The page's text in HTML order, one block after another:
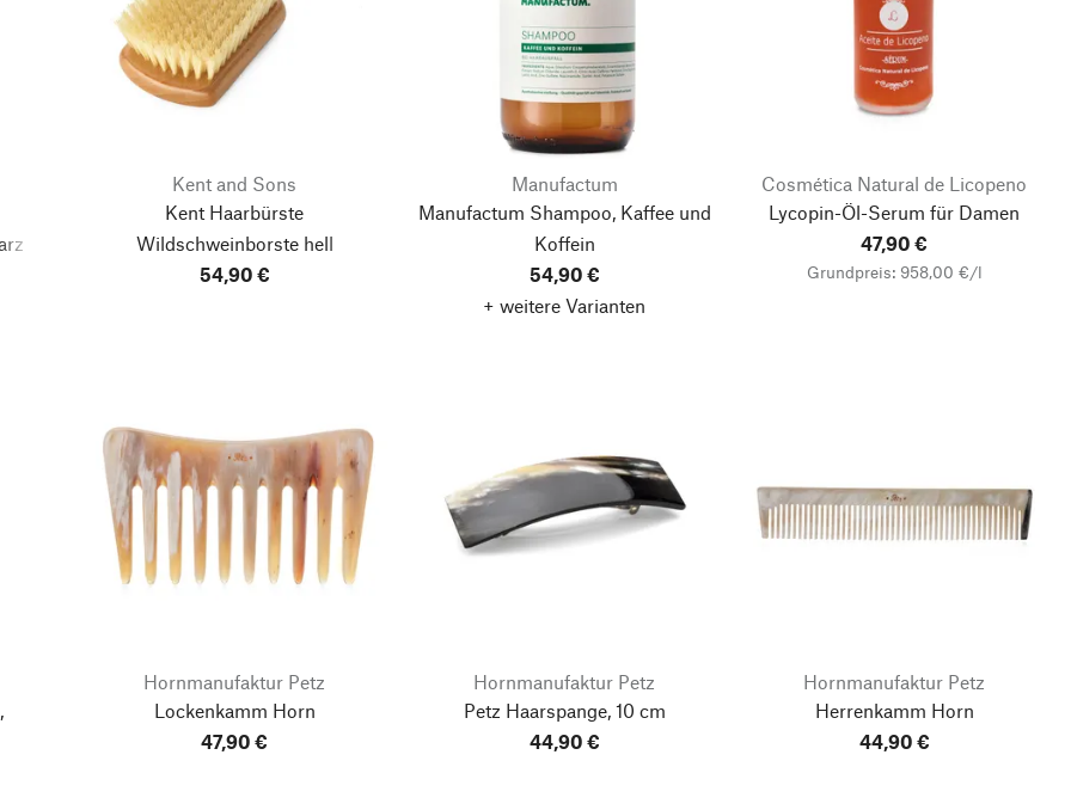
Kent and Sons
Kent Haarbürste
Wildschweinborste hell
54,90 €
Manufactum
Manufactum Shampoo, Kaffee und
Koffein
54,90 €
+ weitere Varianten
Cosmética Natural de Licopeno
Lycopin-Öl-Serum für Damen
47,90 €
Grundpreis: 958,00 €/l
Hornmanufaktur Petz
Lockenkamm Horn
47,90 €
Hornmanufaktur Petz
Petz Haarspange, 10 cm
44,90 €
Hornmanufaktur Petz
Herrenkamm Horn
44,90 €